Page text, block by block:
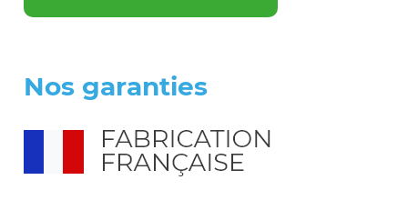
Nos garanties